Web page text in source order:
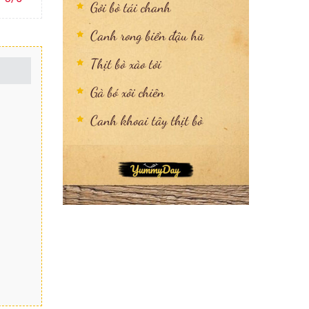
Gỏi bò tái chanh
Canh rong biển đậu hũ
Thịt bò xào tỏi
Gà bó xôi chiên
Canh khoai tây thịt bò